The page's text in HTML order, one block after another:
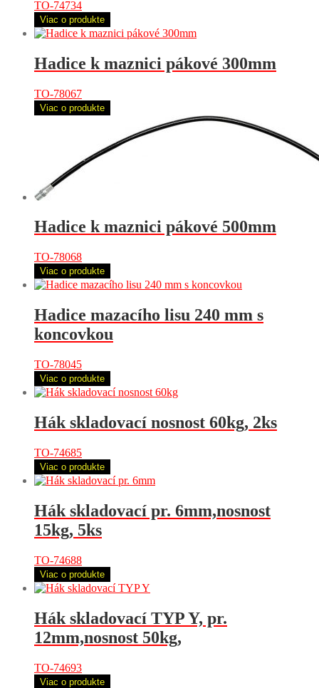
TO-74734
Viac o produkte
Hadice k maznici pákové 300mm
TO-78067
Viac o produkte
Hadice k maznici pákové 500mm
TO-78068
Viac o produkte
Hadice mazacího lisu 240 mm s
koncovkou
TO-78045
Viac o produkte
Hák skladovací nosnost 60kg, 2ks
TO-74685
Viac o produkte
Hák skladovací pr. 6mm,nosnost
15kg, 5ks
TO-74688
Viac o produkte
Hák skladovací TYP Y, pr.
12mm,nosnost 50kg,
TO-74693
Viac o produkte